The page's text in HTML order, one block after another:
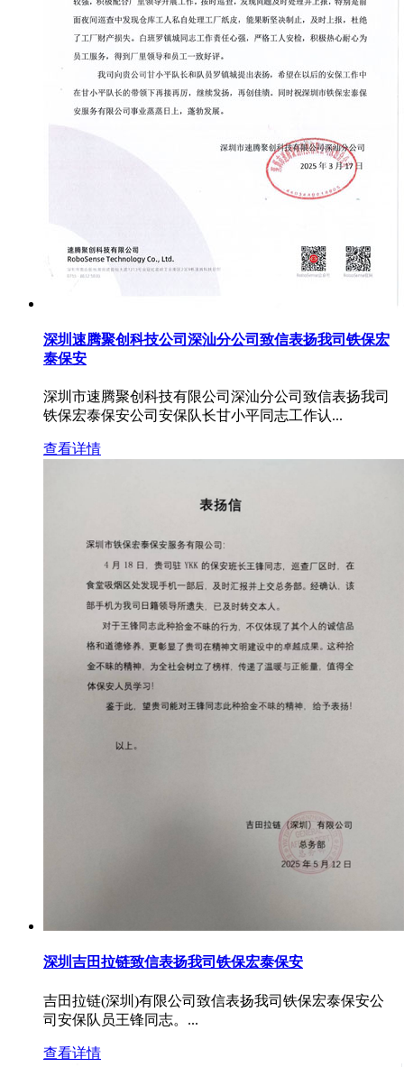
深圳速腾聚创科技公司深汕分公司致信表扬我司铁保宏
泰保安
深圳市速腾聚创科技有限公司深汕分公司致信表扬我司
铁保宏泰保安公司安保队长甘小平同志工作认...
查看详情
深圳吉田拉链致信表扬我司铁保宏泰保安
吉田拉链(深圳)有限公司致信表扬我司铁保宏泰保安公
司安保队员王锋同志。...
查看详情